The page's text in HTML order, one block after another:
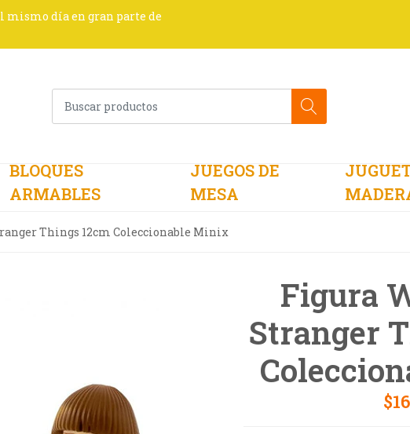
mismo día en gran parte de
BLOQUES
ARMABLES
JUEGOS DE
MESA
Things 12cm Coleccionable Minix
Figura
Stranger